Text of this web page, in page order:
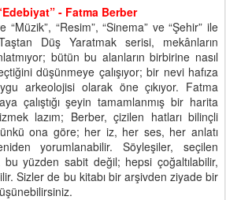
- Fatma Berber
“Müzik”, “Resim”, “Sinema” ve “Şehir” ile
Düş Yaratmak serisi, mekânların
bütün bu alanların birbirine nasıl
düşünmeye çalışıyor; bir nevi hafıza
arkeolojisi olarak öne çıkıyor. Fatma
çalıştığı şeyin tamamlanmış bir harita
lazım; Berber, çizilen hatları bilinçli
ona göre; her iz, her ses, her anlatı
yorumlanabilir. Söyleşiler, seçilen
yüzden sabit değil; hepsi çoğaltılabilir,
Sizler de bu kitabı bir arşivden ziyade bir